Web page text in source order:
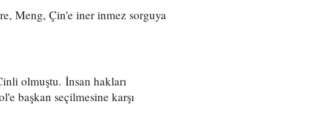
Meng, Çin'e iner inmez sorguya
olmuştu. İnsan hakları
başkan seçilmesine karşı